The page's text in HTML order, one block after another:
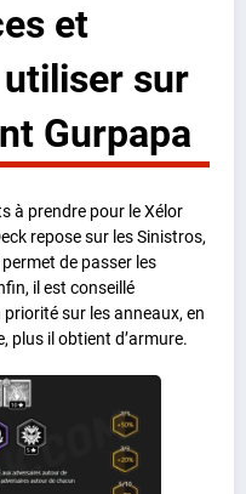
et
sur
Gurpapa
à prendre pour le Xélor
repose sur les Sinistros,
de passer les
il est conseillé
priorité sur les anneaux, en
plus il obtient d’armure.